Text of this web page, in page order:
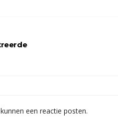
een reactie posten.